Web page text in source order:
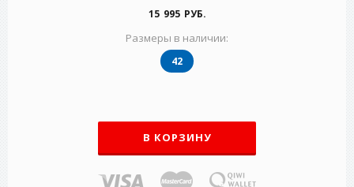
15 995 РУБ.
Размеры в наличии:
42
В КОРЗИНУ